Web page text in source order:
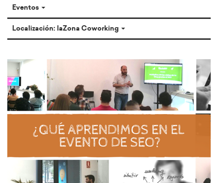
Eventos
Localización: laZona Coworking